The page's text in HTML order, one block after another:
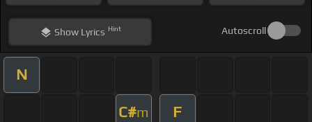
ShowLyrics Hint Autoscroll
N
C#m F